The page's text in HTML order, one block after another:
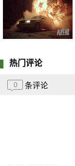
热门评论
0 条评论